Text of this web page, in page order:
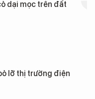
lỡ thị trường điện